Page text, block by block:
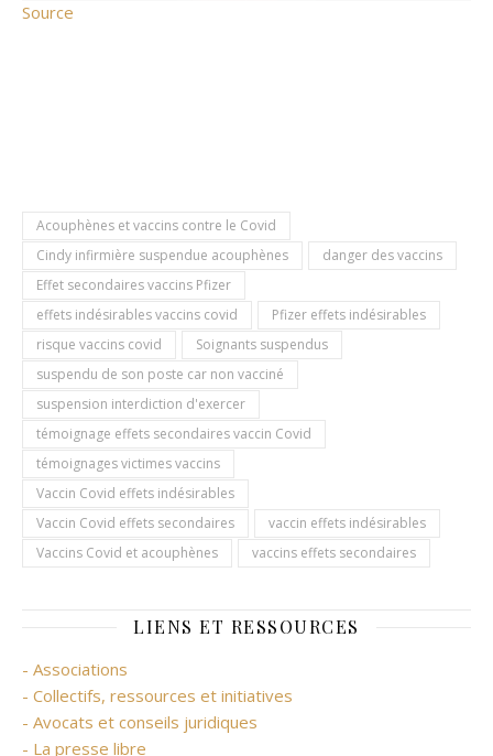
Source
Acouphènes et vaccins contre le Covid
Cindy infirmière suspendue acouphènes
danger des vaccins
Effet secondaires vaccins Pfizer
effets indésirables vaccins covid
Pfizer effets indésirables
risque vaccins covid
Soignants suspendus
suspendu de son poste car non vacciné
suspension interdiction d'exercer
témoignage effets secondaires vaccin Covid
témoignages victimes vaccins
Vaccin Covid effets indésirables
Vaccin Covid effets secondaires
vaccin effets indésirables
Vaccins Covid et acouphènes
vaccins effets secondaires
LIENS ET RESSOURCES
- Associations
- Collectifs, ressources et initiatives
- Avocats et conseils juridiques
- La presse libre